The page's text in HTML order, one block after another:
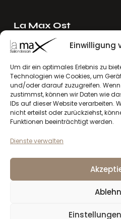
Einwilligung
Um dir ein optimales Erlebnis zu
Technologien wie Cookies, um
und/oder darauf zuzugreifen.
zustimmst, können wir Daten wie
IDs auf dieser Website verarbeiten.
nicht erteilst oder zurückziehst,
Funktionen beeinträchtigt werden.
Dienste verwalten
La Max Ost
Ing. Reinhard Mayer e.U.
Stadlgasse 4
2122 Riedenthal, Austria
E-Mail:mayer[at]lamax.at
+436643432630
La Max West
Andreas Larcher e.U.
6410 Telfs, Austria
larcher[at]lamax.at